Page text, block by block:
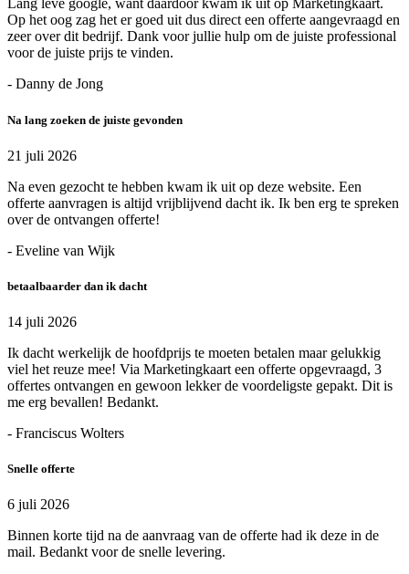
Lang leve google, want daardoor kwam ik uit op Marketingkaart.
Op het oog zag het er goed uit dus direct een offerte aangevraagd en
zeer over dit bedrijf. Dank voor jullie hulp om de juiste professional
voor de juiste prijs te vinden.
- Danny de Jong
Na lang zoeken de juiste gevonden
21 juli 2026
Na even gezocht te hebben kwam ik uit op deze website. Een
offerte aanvragen is altijd vrijblijvend dacht ik. Ik ben erg te spreken
over de ontvangen offerte!
- Eveline van Wijk
betaalbaarder dan ik dacht
14 juli 2026
Ik dacht werkelijk de hoofdprijs te moeten betalen maar gelukkig
viel het reuze mee! Via Marketingkaart een offerte opgevraagd, 3
offertes ontvangen en gewoon lekker de voordeligste gepakt. Dit is
me erg bevallen! Bedankt.
- Franciscus Wolters
Snelle offerte
6 juli 2026
Binnen korte tijd na de aanvraag van de offerte had ik deze in de
mail. Bedankt voor de snelle levering.